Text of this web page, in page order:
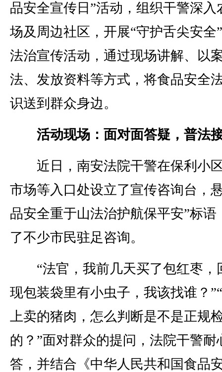
品安全宣传日”活动，组织干警深入
场及周边社区，开展“守护舌尖安全
法治宣传活动，通过现场讲解、以
法、发放资料等方式，将食品安全
识送到群众身边。
活动现场：面对面答疑，普法
近日，南安法院干警在保利小
市场等入口处设立了宣传咨询台，
品安全重于山法治护航保平安”标语
了不少市民驻足咨询。
“法官，我前几天买了包红枣，
现包装袋里有小虫子，我该找谁？
上卖的猪肉，怎么判断是不是正规
的？”面对群众的提问，法院干警耐
答，并结合《中华人民共和国食品